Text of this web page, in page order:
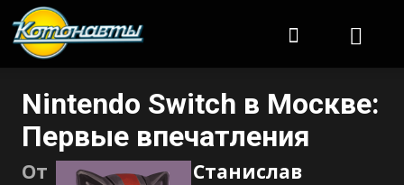
Nintendo Switch в Москве:
Первые впечатления
От Станислав